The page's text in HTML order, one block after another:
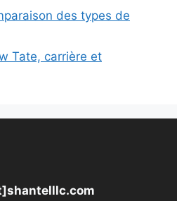
des types de
Tate, carrière et